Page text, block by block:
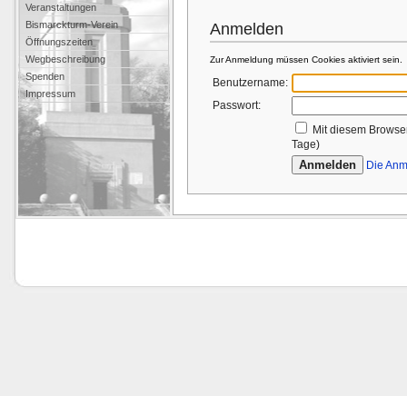
Veranstaltungen
Bismarckturm-Verein
Öffnungszeiten
Wegbeschreibung
Spenden
Impressum
Anmelden
Zur Anmeldung müssen Cookies aktiviert sein.
Benutzername:
Passwort:
Mit diesem
Tage)
Die